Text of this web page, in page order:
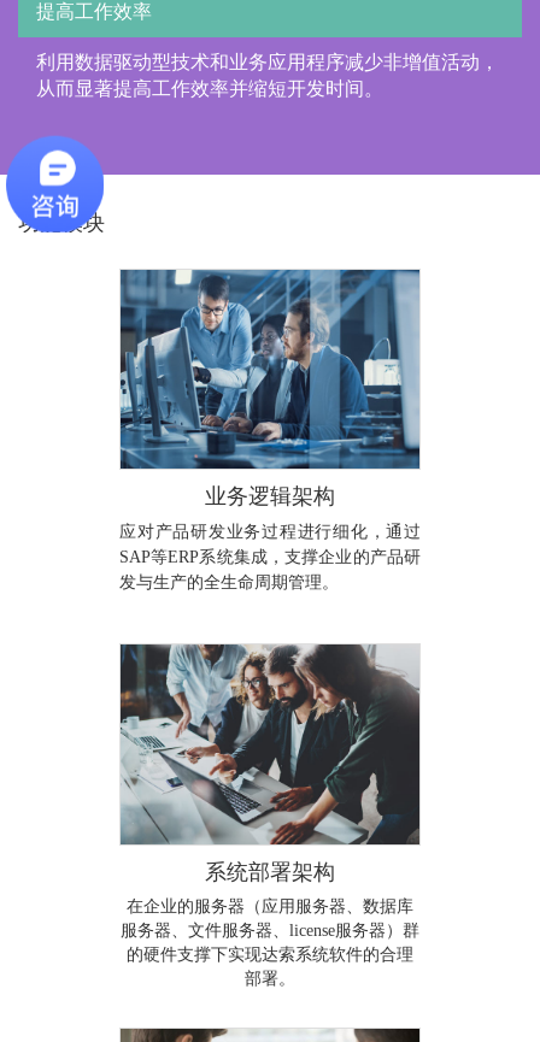
提高工作效率
利用数据驱动型技术和业务应用程序减少非增值活动，
从而显著提高工作效率并缩短开发时间。
功能模块
业务逻辑架构
应对产品研发业务过程进行细化，通过
SAP等ERP系统集成，支撑企业的产品研
发与生产的全生命周期管理。
系统部署架构
在企业的服务器（应用服务器、数据库
服务器、文件服务器、license服务器）群
的硬件支撑下实现达索系统软件的合理
部署。